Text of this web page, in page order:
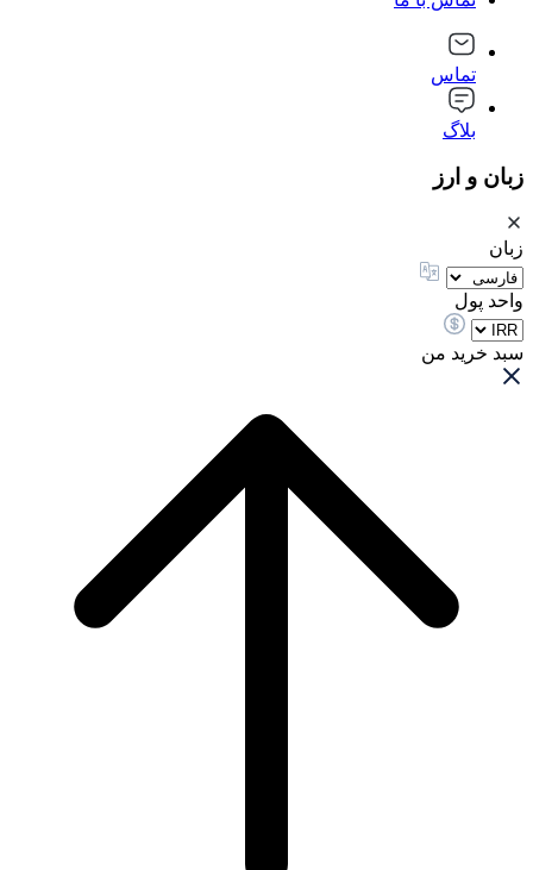
تماس
بلاگ
زبان و ارز
زبان
واحد پول
سبد خرید من